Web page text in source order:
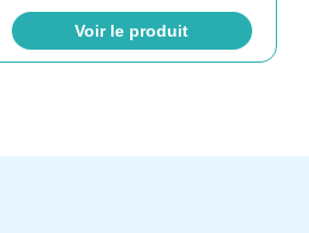
Voir le produit